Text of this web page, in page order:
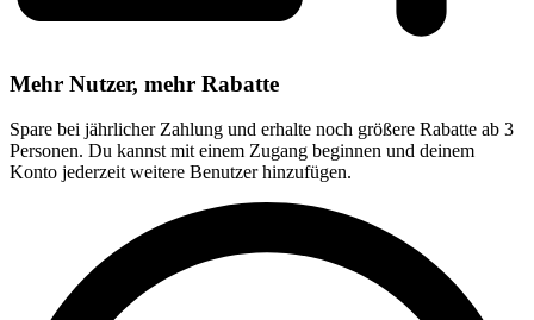
Mehr Nutzer, mehr Rabatte
Spare bei jährlicher Zahlung und erhalte noch größere Rabatte ab 3
Personen. Du kannst mit einem Zugang beginnen und deinem
Konto jederzeit weitere Benutzer hinzufügen.